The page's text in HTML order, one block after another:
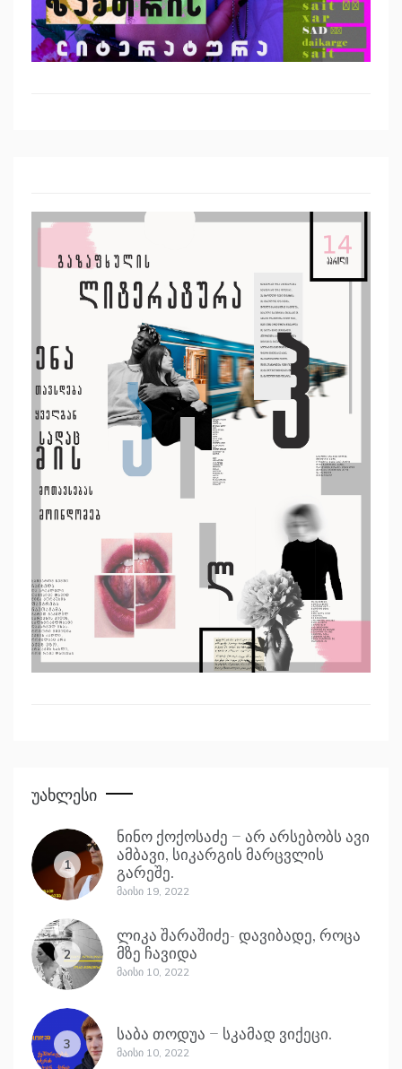
Უახლესი
1
ნინო ქოქოსაძე – არ არსებობს ავი
ამბავი, სიკარგის მარცვლის
გარეშე.
Მაისი 19, 2022
2
ლიკა შარაშიძე- დავიბადე, როცა
მზე ჩავიდა
Მაისი 10, 2022
3 საბა თოდუა – სკამად ვიქეცი.
Მაისი 10, 2022